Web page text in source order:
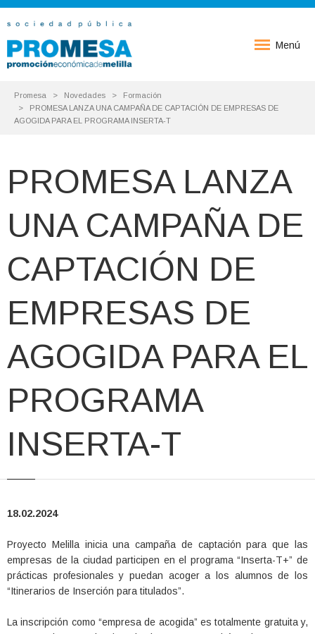
Menú
Promesa Novedades
Formación
PROMESA LANZA UNA CAMPAÑA DE CAPTACIÓN DE EMPRESAS DE
AGOGIDA PARA EL PROGRAMA INSERTA-T
PROMESA LANZA
UNA CAMPAÑA DE
CAPTACIÓN DE
EMPRESAS DE
AGOGIDA PARA EL
PROGRAMA
INSERTA-T
18.02.2024
Proyecto Melilla inicia una campaña de captación para que las
empresas de la ciudad participen en el programa “Inserta-T+” de
prácticas profesionales y puedan acoger a los alumnos de los
“Itinerarios de Inserción para titulados”.
La inscripción como “empresa de acogida” es totalmente gratuita y,